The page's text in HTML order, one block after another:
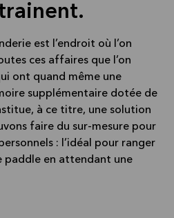
est l’endroit où l’on
ces affaires que l’on
ont quand même une
supplémentaire dotée de
à ce titre, une solution
faire du sur-mesure pour
: l’idéal pour ranger
paddle en attendant une